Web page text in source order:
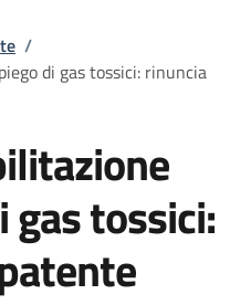
/
di gas tossici: rinuncia
tossici: